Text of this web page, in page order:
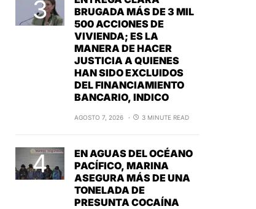
BRUGADA MÁS DE 3 MIL
500 ACCIONES DE
VIVIENDA; ES LA
MANERA DE HACER
JUSTICIA A QUIENES
HAN SIDO EXCLUIDOS
DEL FINANCIAMIENTO
BANCARIO, INDICO
AGOSTO 7, 2026 3 MINUTE READ
EN AGUAS DEL OCÉANO
PACÍFICO, MARINA
ASEGURA MÁS DE UNA
TONELADA DE
PRESUNTA COCAÍNA